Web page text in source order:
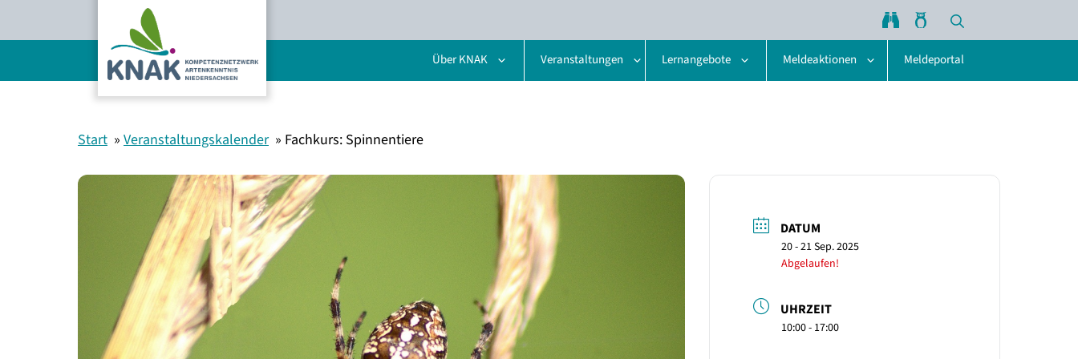
Über KNAK Veranstaltungen Lernangebote Meldeaktionen Meldeportal
Start Veranstaltungskalender Fachkurs: Spinnentiere
DATUM
20 - 21 Sep. 2025
Abgelaufen!
UHRZEIT
10:00 - 17:00